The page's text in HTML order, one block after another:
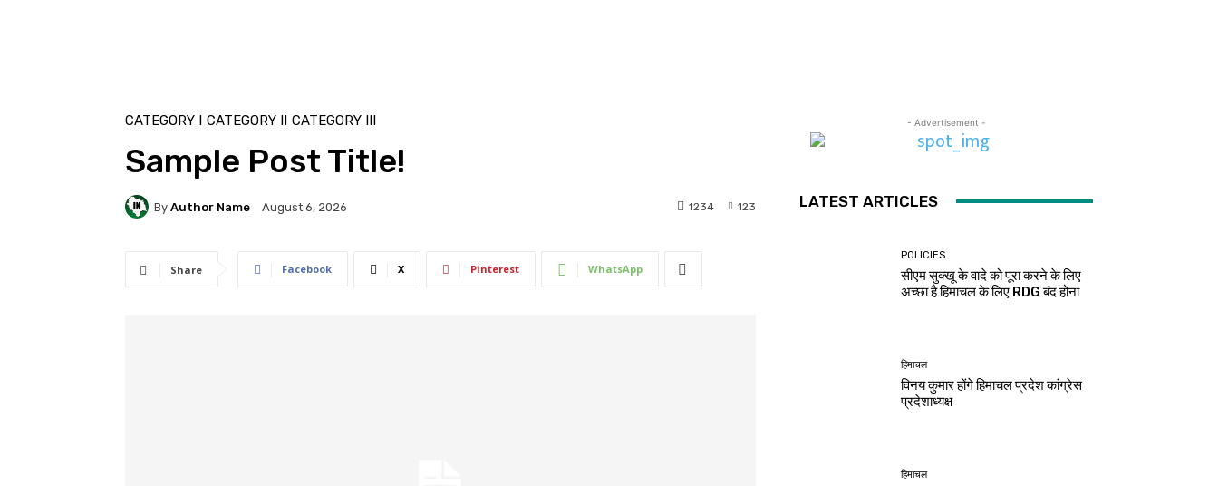
CATEGORY I CATEGORY II CATEGORY III
Sample Post Title!
By Author Name August 6, 2026 123
1234
Share Facebook X Pinterest WhatsApp
- Advertisement -
LATEST ARTICLES
POLICIES
सीएम सुक्खू के वादे को पूरा करने के लिए
अच्छा है हिमाचल के लिए RDG बंद होना
हिमाचल
विनय कुमार होंगे हिमाचल प्रदेश कांग्रेस
प्रदेशाध्यक्ष
हिमाचल